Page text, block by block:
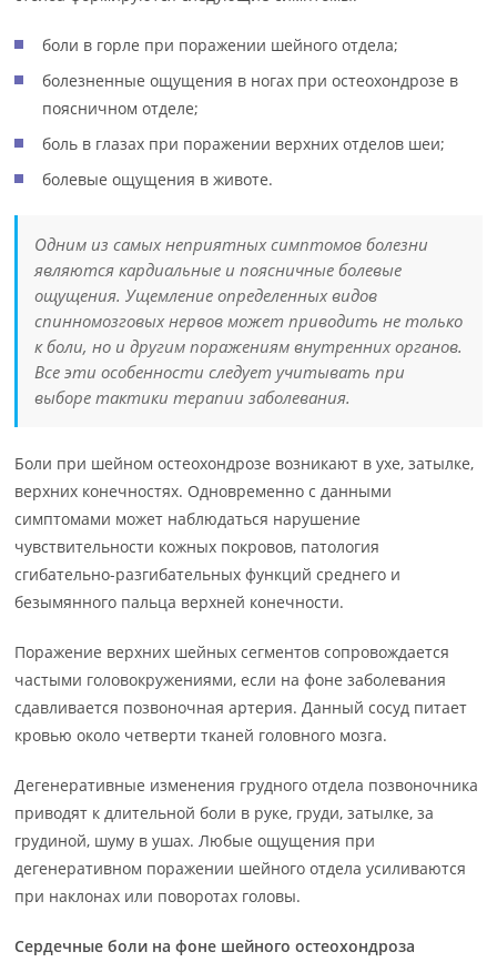
боли в горле при поражении шейного отдела;
болезненные ощущения в ногах при остеохондрозе в
поясничном отделе;
боль в глазах при поражении верхних отделов шеи;
болевые ощущения в животе.
Одним из самых неприятных симптомов болезни
являются кардиальные и поясничные болевые
ощущения. Ущемление определенных видов
спинномозговых нервов может приводить не только
к боли, но и другим поражениям внутренних органов.
Все эти особенности следует учитывать при
выборе тактики терапии заболевания.
Боли при шейном остеохондрозе возникают в ухе, затылке,
верхних конечностях. Одновременно с данными
симптомами может наблюдаться нарушение
чувствительности кожных покровов, патология
сгибательно-разгибательных функций среднего и
безымянного пальца верхней конечности.
Поражение верхних шейных сегментов сопровождается
частыми головокружениями, если на фоне заболевания
сдавливается позвоночная артерия. Данный сосуд питает
кровью около четверти тканей головного мозга.
Дегенеративные изменения грудного отдела позвоночника
приводят к длительной боли в руке, груди, затылке, за
грудиной, шуму в ушах. Любые ощущения при
дегенеративном поражении шейного отдела усиливаются
при наклонах или поворотах головы.
Сердечные боли на фоне шейного остеохондроза